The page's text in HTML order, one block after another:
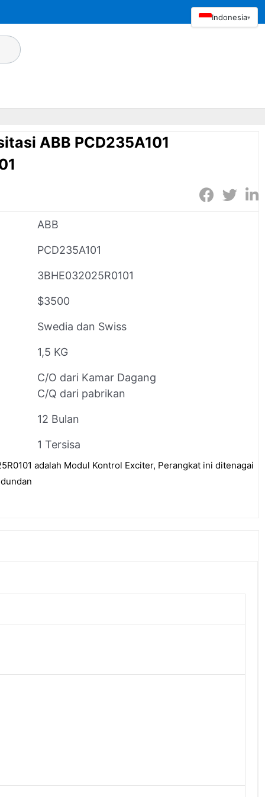
ABB PCD235A101
ABB
PCD235A101
3BHE032025R0101
$3500
Swedia dan Swiss
1,5 KG
C/O dari Kamar Dagang
C/Q dari pabrikan
12 Bulan
1 Tersisa
adalah Modul Kontrol Exciter, Perangkat ini ditenagai
Indonesia▾